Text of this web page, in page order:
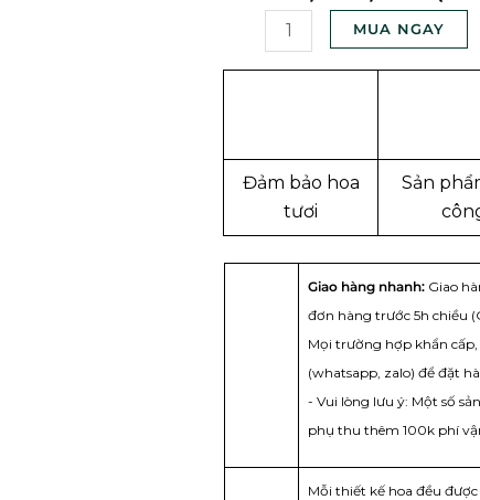
số
MUA NGAY
Đảm bảo hoa
tươi
Sản
Giao hàng nhanh:Giao
đơn hàng trước 5h chiều
Mọi trường hợp khẩn cấp,
(whatsapp, zalo) để đặt
- Vui lòng lưu ý: Một số
phụ thu thêm 100k phí
Mỗi thiết kế hoa đều